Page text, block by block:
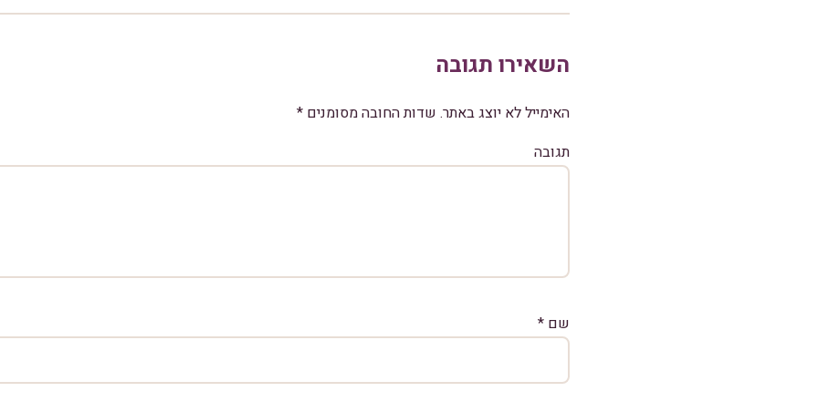
השאירו תגובה
האימייל לא יוצג באתר. שדות החובה מסומנים *
תגובה
שם *